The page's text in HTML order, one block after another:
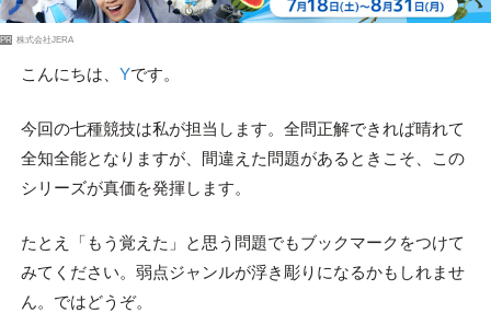
PR 株式会社JERA
こんにちは、 Yです。
今回の七種競技は私が担当します。全問正解できれば晴れて
全知全能となりますが、間違えた問題があるときこそ、この
シリーズが真価を発揮します。
たとえ「もう覚えた」と思う問題でもブックマークをつけて
みてください。弱点ジャンルが浮き彫りになるかもしれませ
ん。ではどうぞ。